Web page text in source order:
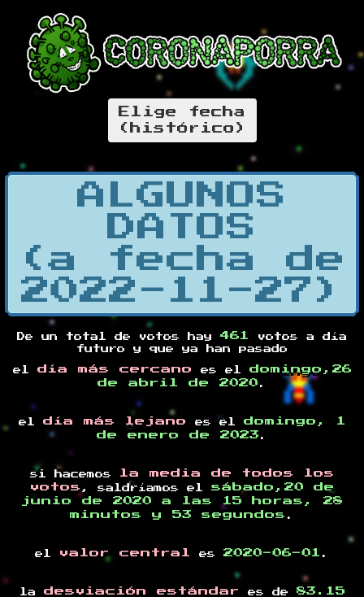
Elige fecha
(histórico)
ALGUNOS
DATOS
(a fecha de
2022-11-27)
De un total de votos hay 461
votos a día
futuro y que ya han pasado
el día más cercano es el domingo,26
de abril de 2020 .
el día más lejano es el domingo, 1
de enero de 2023 .
si hacemos
la media de todos los
votos , saldríamos el sábado,20 de
junio de 2020 a las 15 horas, 28
minutos y 53 segundos .
el valor central es 2020-06-01 .
la desviación estándar es de 83.15